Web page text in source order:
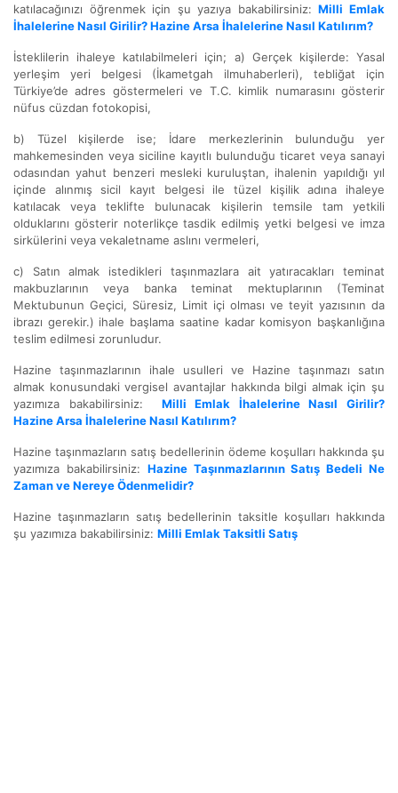
katılacağınızı öğrenmek için şu yazıya bakabilirsiniz:Milli Emlak
İhalelerine Nasıl Girilir? Hazine Arsa İhalelerine Nasıl Katılırım?
İsteklilerin ihaleye katılabilmeleri için; a) Gerçek kişilerde: Yasal
yerleşim yeri belgesi (İkametgah ilmuhaberleri), tebliğat için
Türkiye’de adres göstermeleri ve T.C. kimlik numarasını gösterir
nüfus cüzdan fotokopisi,
b) Tüzel kişilerde ise; İdare merkezlerinin bulunduğu yer
mahkemesinden veya siciline kayıtlı bulunduğu ticaret veya sanayi
odasından yahut benzeri mesleki kuruluştan, ihalenin yapıldığı yıl
içinde alınmış sicil kayıt belgesi ile tüzel kişilik adına ihaleye
katılacak veya teklifte bulunacak kişilerin temsile tam yetkili
olduklarını gösterir noterlikçe tasdik edilmiş yetki belgesi ve imza
sirkülerini veya vekaletname aslını vermeleri,
c) Satın almak istedikleri taşınmazlara ait yatıracakları teminat
makbuzlarının veya banka teminat mektuplarının (Teminat
Mektubunun Geçici, Süresiz, Limit içi olması ve teyit yazısının da
ibrazı gerekir.) ihale başlama saatine kadar komisyon başkanlığına
teslim edilmesi zorunludur.
Hazine taşınmazlarının ihale usulleri ve Hazine taşınmazı satın
almak konusundaki vergisel avantajlar hakkında bilgi almak için şu
yazımıza bakabilirsiniz: Milli Emlak İhalelerine Nasıl Girilir?
Hazine Arsa İhalelerine Nasıl Katılırım?
Hazine taşınmazların satış bedellerinin ödeme koşulları hakkında şu
yazımıza bakabilirsiniz: Hazine Taşınmazlarının Satış Bedeli Ne
Zaman ve Nereye Ödenmelidir?
Hazine taşınmazların satış bedellerinin taksitle koşulları hakkında
şu yazımıza bakabilirsiniz: Milli Emlak Taksitli Satış